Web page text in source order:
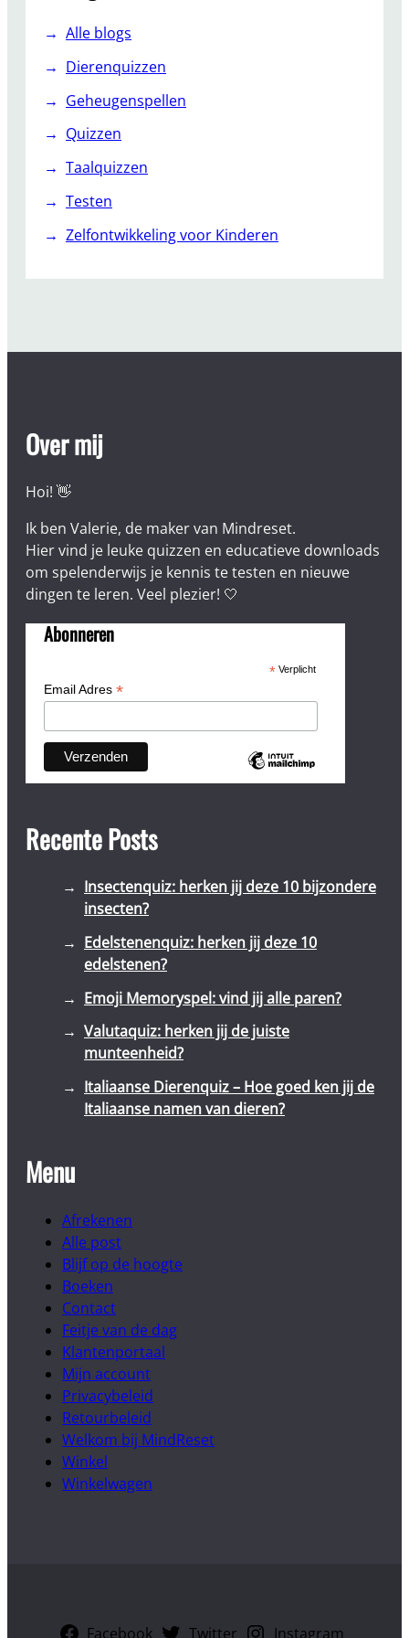
Alle blogs
Dierenquizzen
Geheugenspellen
Quizzen
Taalquizzen
Testen
Zelfontwikkeling voor Kinderen
Over mij
Hoi! 👋
Ik ben Valerie, de maker van Mindreset.
Hier vind je leuke quizzen en educatieve downloads
om spelenderwijs je kennis te testen en nieuwe
dingen te leren. Veel plezier! 🤍
Abonneren
*Verplicht
Email Adres *
Recente Posts
Insectenquiz: herken jij deze 10 bijzondere
insecten?
Edelstenenquiz: herken jij deze 10
edelstenen?
Emoji Memoryspel: vind jij alle paren?
Valutaquiz: herken jij de juiste
munteenheid?
Italiaanse Dierenquiz – Hoe goed ken jij de
Italiaanse namen van dieren?
Menu
Afrekenen
Alle post
Blijf op de hoogte
Boeken
Contact
Feitje van de dag
Klantenportaal
Mijn account
Privacybeleid
Retourbeleid
Welkom bij MindReset
Winkel
Winkelwagen
Facebook Twitter Instagram